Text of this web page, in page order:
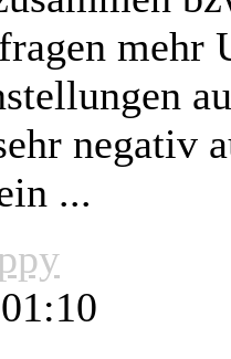
mehr
negativ
...